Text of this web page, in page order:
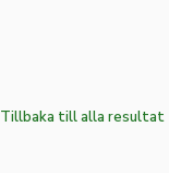
Tillbaka till alla resultat